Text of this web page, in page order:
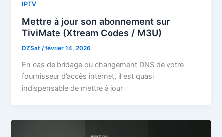
IPTV
Mettre à jour son abonnement sur
TiviMate (Xtream Codes / M3U)
DZSat /février 14, 2026
En cas de bridage ou changement DNS de votre
fournisseur d’accès internet, il est quasi
indispensable de mettre à jour